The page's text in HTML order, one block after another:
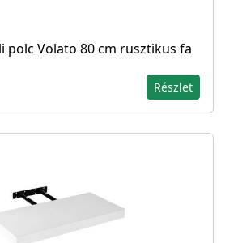
polc Volato 80 cm rusztikus fa
Részlet